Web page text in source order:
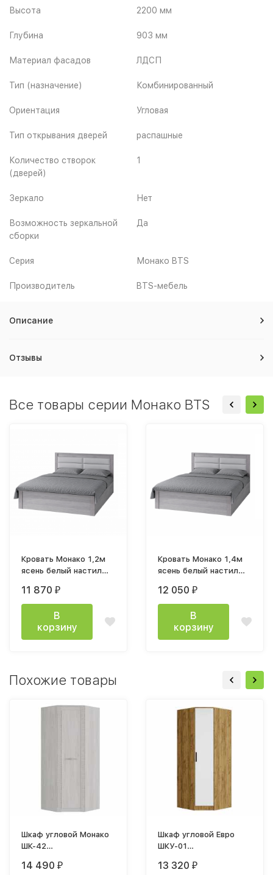
Высота 2200 мм
Глубина 903 мм
Материал фасадов ЛДСП
Тип (назначение) Комбинированный
Ориентация Угловая
Тип открывания дверей распашные
Количество створок
(дверей)
1
Зеркало Нет
Возможность зеркальной
сборки
Да
Серия Монако BTS
Производитель BTS-мебель
Описание
Отзывы
Все товары серии Монако BTS
Кровать Монако 1,2м
ясень белый настил
11 870 ₽
В
корзину
Кровать Монако 1,4м
ясень белый настил
12 050 ₽
В
корзину
Похожие товары
Шкаф угловой Монако
ШК-42
белый/ясень белый,
14 490 ₽
Шкаф угловой Евро
ШКУ-01
крафт золтой / белый
13 320 ₽